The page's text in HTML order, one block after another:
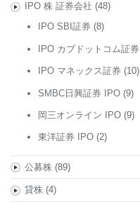
IPO 株 証券会社 (48)
IPO SBI証券 (8)
IPO カブドットコム証券
IPO マネックス証券 (10)
SMBC日興証券 IPO (9)
岡三オンライン IPO (9)
東洋証券 IPO (2)
公募株(89)
貸株(4)